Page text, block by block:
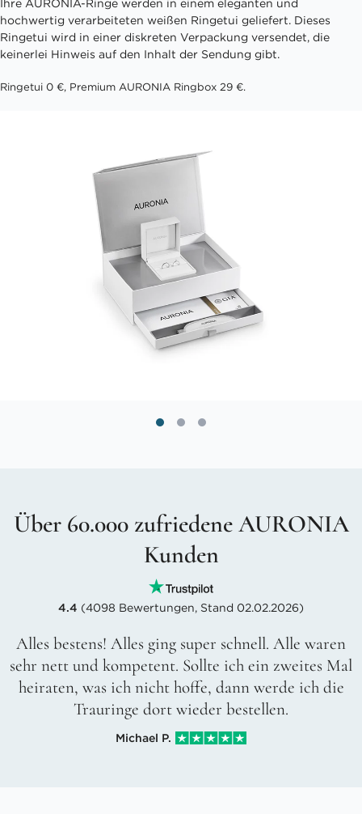
Ihre AURONIA-Ringe werden in einem eleganten und
hochwertig verarbeiteten weißen Ringetui geliefert. Dieses
Ringetui wird in einer diskreten Verpackung versendet, die
keinerlei Hinweis auf den Inhalt der Sendung gibt.
Ringetui 0 €, Premium AURONIA Ringbox 29 €.
Über 60.000 zufriedene AURONIA
Kunden
4.4 (4098 Bewertungen, Stand 02.02.2026)
Alles bestens! Alles ging super schnell. Alle waren
sehr nett und kompetent. Sollte ich ein zweites Mal
heiraten, was ich nicht hoffe, dann werde ich die
Trauringe dort wieder bestellen.
Michael P.